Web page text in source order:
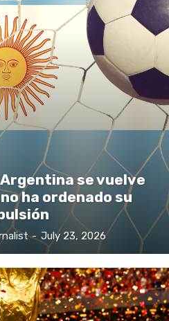
se vuelve
ha ordenado su
- July 23, 2026